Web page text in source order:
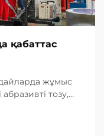
қабаттас
жұмыс
тозу,
кезде